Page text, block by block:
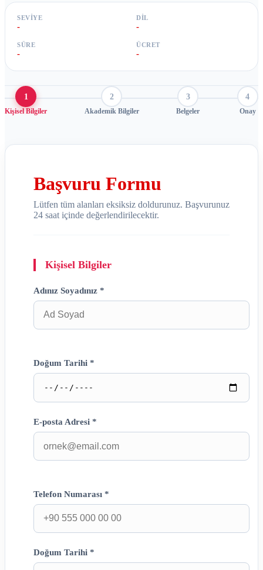
SEVIYE
-
DIL
-
SÜRE
-
ÜCRET
-
1
Kişisel Bilgiler
2
Akademik Bilgiler
3
Belgeler
4
Onay
Başvuru Formu
Lütfen tüm alanları eksiksiz doldurunuz. Başvurunuz
24 saat içinde değerlendirilecektir.
Kişisel Bilgiler
Adınız Soyadınız *
Doğum Tarihi *
E-posta Adresi *
Telefon Numarası *
Doğum Tarihi *